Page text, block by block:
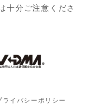
十分ご注意くださ
ライバシーポリシー